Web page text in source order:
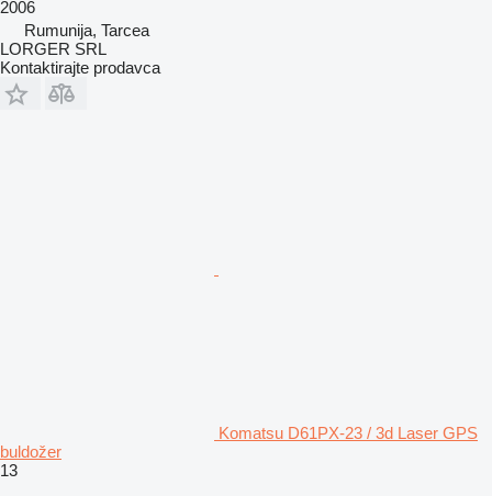
2006
Rumunija, Tarcea
LORGER SRL
Kontaktirajte prodavca
Komatsu D61PX-23 / 3d Laser GPS
buldožer
13